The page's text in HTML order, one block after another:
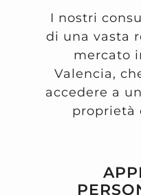
I nostri
di una vasta
mercato
Valencia,
accedere a
proprietà